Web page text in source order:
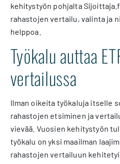
kehitystyön pohjalta
rahastojen vertailu, valinta ja
helppoa.
Työkalu auttaa
vertailussa
Ilman oikeita työkaluja itselle
rahastojen etsiminen ja
vievää. Vuosien kehitystyön
työkalu on yksi maailman
rahastojen vertailuun